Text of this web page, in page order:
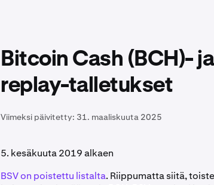
Bitcoin Cash (BCH)-
replay-talletukset
Viimeksi päivitetty: 31. maaliskuuta 2025
5. kesäkuuta 2019 alkaen
BSV on poistettu listalta. Riippumatta siitä,